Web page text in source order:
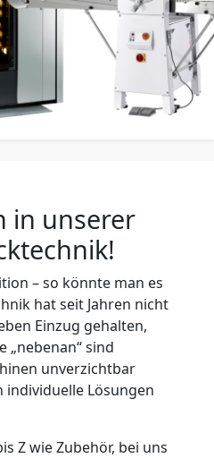
in unserer
– so könnte man es
hat seit Jahren nicht
Einzug gehalten,
„nebenan“ sind
unverzichtbar
Lösungen
Z wie Zubehör, bei uns